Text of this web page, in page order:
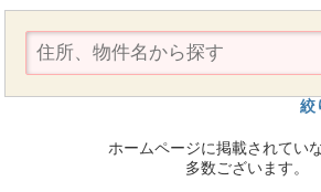
絞
ホームページに掲載されてい
多数ございます。